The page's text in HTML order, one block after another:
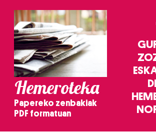
Hemeroteka
Papereko zenbakiak
PDF formatuan